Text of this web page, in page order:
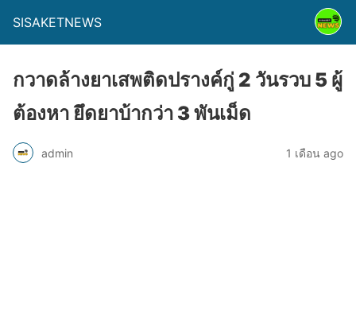
SISAKETNEWS
กวาดล้างยาเสพติดปรางค์กู่ 2 วันรวบ 5 ผู้
ต้องหา ยึดยาบ้ากว่า 3 พันเม็ด
admin 1 เดือน ago